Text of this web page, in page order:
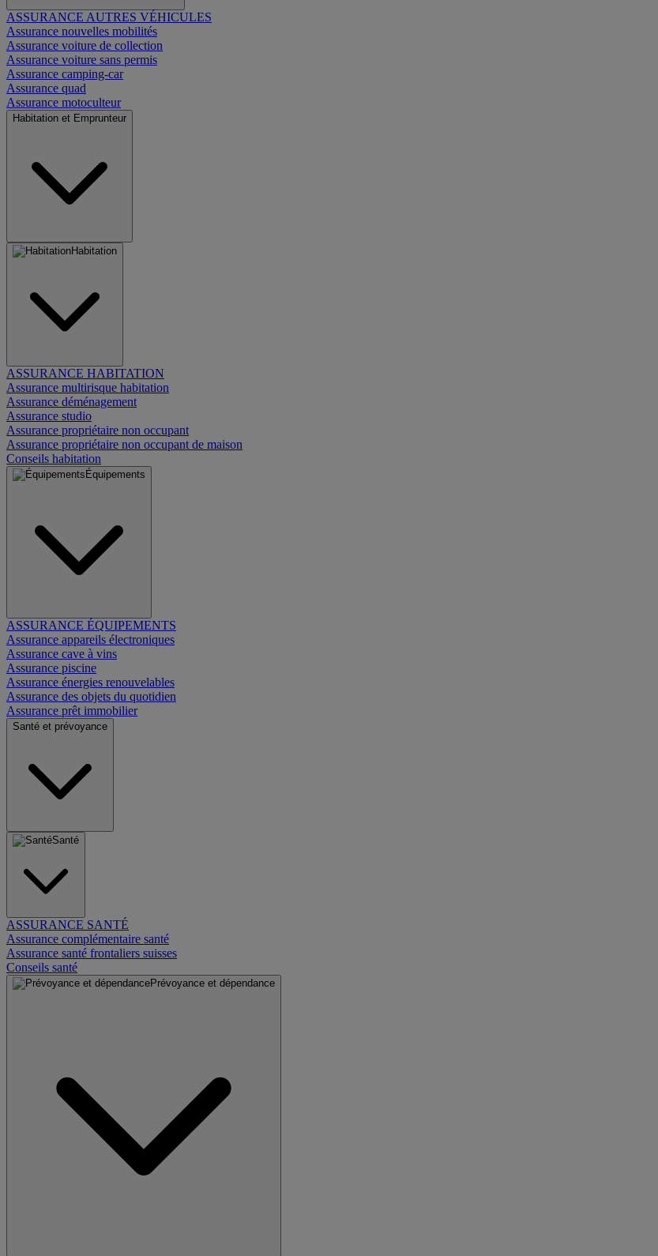
ASSURANCE AUTRES VÉHICULES
Assurance nouvelles mobilités
Assurance voiture de collection
Assurance voiture sans permis
Assurance camping-car
Assurance quad
Assurance motoculteur
Habitation et Emprunteur
Habitation
ASSURANCE HABITATION
Assurance multirisque habitation
Assurance déménagement
Assurance studio
Assurance propriétaire non occupant
Assurance propriétaire non occupant de maison
Conseils habitation
Équipements
ASSURANCE ÉQUIPEMENTS
Assurance appareils électroniques
Assurance cave à vins
Assurance piscine
Assurance énergies renouvelables
Assurance des objets du quotidien
Assurance prêt immobilier
Santé et prévoyance
Santé
ASSURANCE SANTÉ
Assurance complémentaire santé
Assurance santé frontaliers suisses
Conseils santé
Prévoyance et dépendance